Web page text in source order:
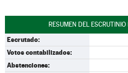
RESUMEN DEL
Escrutado:
Votos contabilizados:
Abstenciones: